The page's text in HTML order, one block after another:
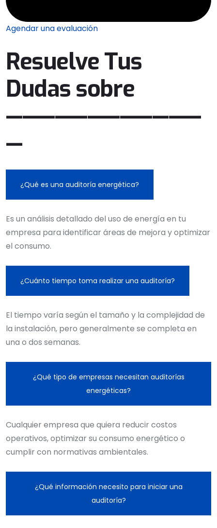
Agendar una evaluación
Resuelve Tus
Dudas sobre
————————————
—
¿Qué es una auditoría energética?
Es un análisis detallado del uso de energía en tu
empresa para identificar áreas de mejora y optimizar
el consumo.
¿Cuánto tiempo toma realizar una auditoría?
El tiempo varía según el tamaño y la complejidad de
la instalación, pero generalmente se completa en
una o dos semanas.
¿Qué tipo de empresas necesitan auditorías
energéticas?
Cualquier empresa que quiera reducir costos
operativos, optimizar su consumo energético o
cumplir con normativas ambientales.
¿Qué información necesito para iniciar una
auditoría?